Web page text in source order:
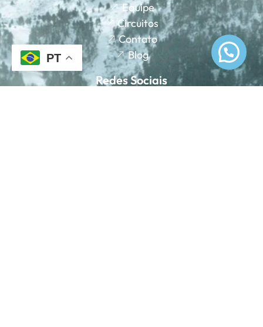
Equipe
Circuitos
Contato
Blog
Redes Sociais
PT